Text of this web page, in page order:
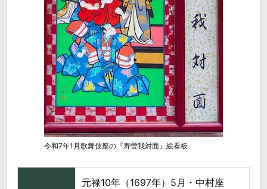
令和7年1月歌舞伎座の『寿曽我対面』絵看板
元禄10年（1697年）5月・中村座